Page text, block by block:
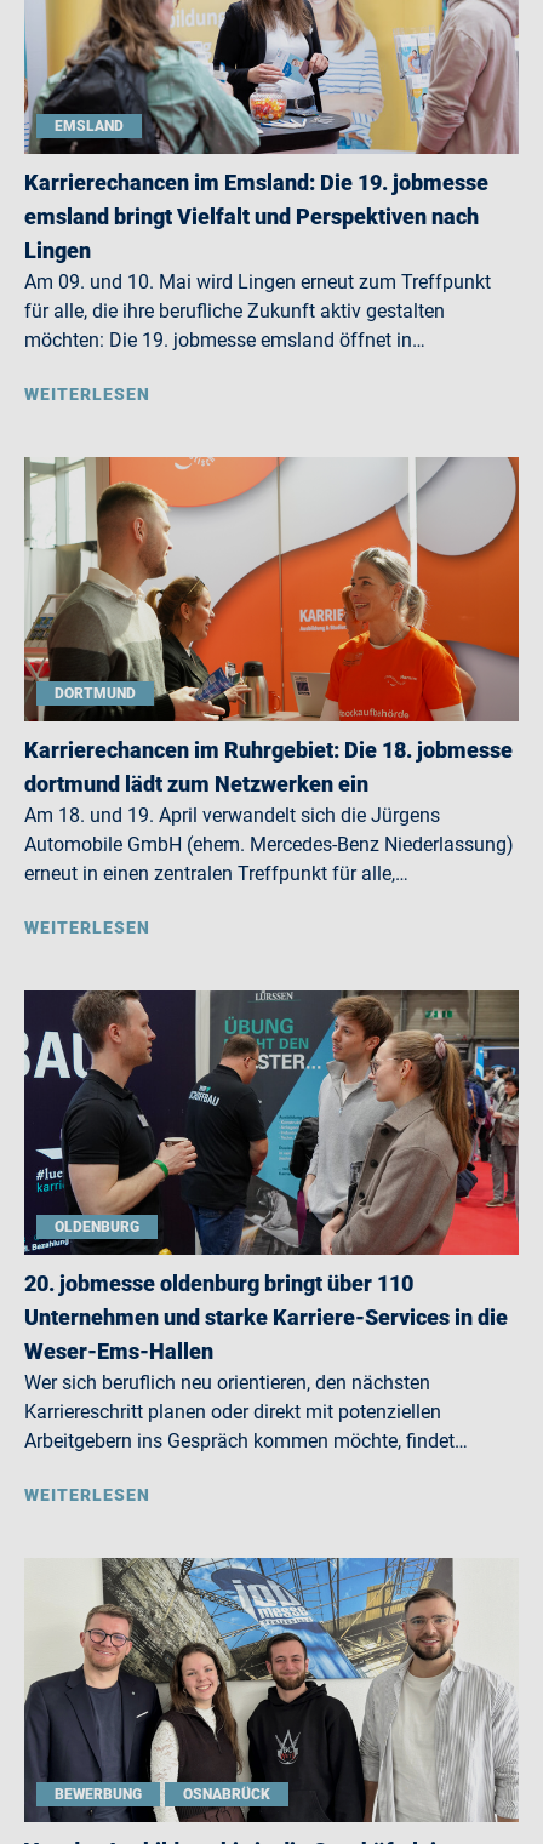
EMSLAND
Karrierechancen im Emsland: Die 19. jobmesse
emsland bringt Vielfalt und Perspektiven nach
Lingen
Am 09. und 10. Mai wird Lingen erneut zum Treffpunkt
für alle, die ihre berufliche Zukunft aktiv gestalten
möchten: Die 19. jobmesse emsland öffnet in…
WEITERLESEN
DORTMUND
Karrierechancen im Ruhrgebiet: Die 18. jobmesse
dortmund lädt zum Netzwerken ein
Am 18. und 19. April verwandelt sich die Jürgens
Automobile GmbH (ehem. Mercedes-Benz Niederlassung)
erneut in einen zentralen Treffpunkt für alle,…
WEITERLESEN
OLDENBURG
20. jobmesse oldenburg bringt über 110
Unternehmen und starke Karriere-Services in die
Weser-Ems-Hallen
Wer sich beruflich neu orientieren, den nächsten
Karriereschritt planen oder direkt mit potenziellen
Arbeitgebern ins Gespräch kommen möchte, findet…
WEITERLESEN
BEWERBUNG OSNABRÜCK